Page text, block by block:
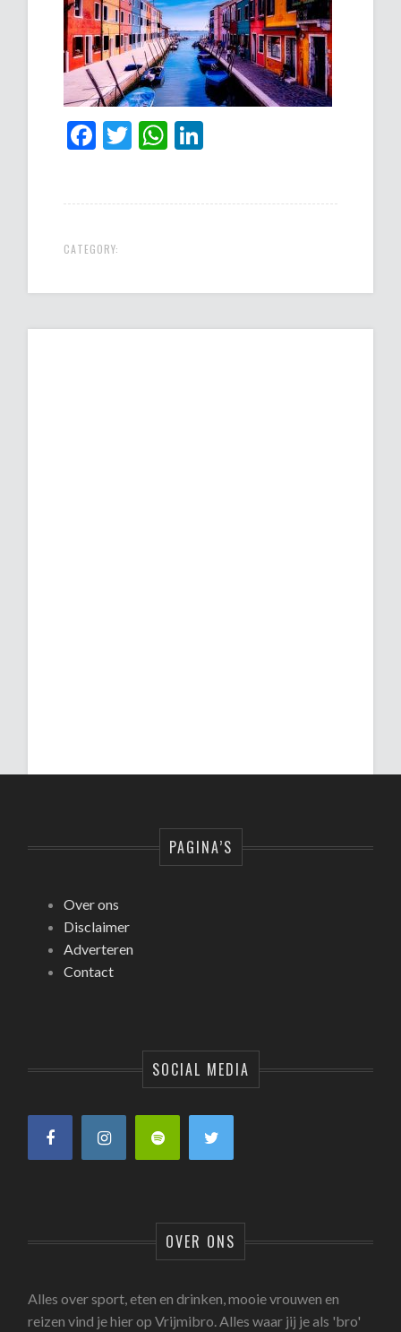
Facebook
TwitterWhatsApp
CATEGORY:
PAGINA’S
Over ons
Disclaimer
Adverteren
Contact
SOCIAL MEDIA
OVER ONS
Alles over sport, eten en drinken, mooie vrouwen en
reizen vind je hier op Vrijmibro. Alles waar jij je als 'bro'